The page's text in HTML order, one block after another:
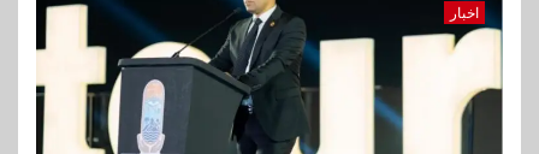
اخبار